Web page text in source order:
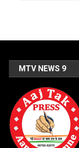
MTV NEWS 9